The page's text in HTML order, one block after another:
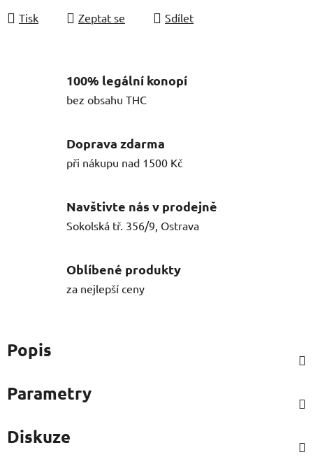
Tisk Zeptat se Sdílet
100% legální konopí
bez obsahu THC
Doprava zdarma
při nákupu nad 1500 Kč
Navštivte nás v prodejně
Sokolská tř. 356/9, Ostrava
Oblíbené produkty
za nejlepší ceny
Popis
Parametry
Diskuze